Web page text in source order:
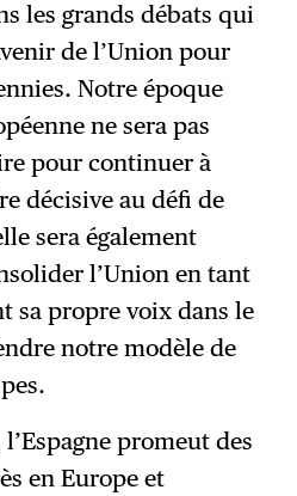
les grands débats qui
de l’Union pour
Notre époque
ne sera pas
pour continuer à
décisive au défi de
sera également
l’Union en tant
sa propre voix dans le
notre modèle de
promeut des
en Europe et